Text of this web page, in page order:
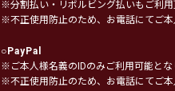
※分割払い・リボルビング払いもご利用
※不正使用防止のため、お電話にてご本
○PayPal
※ご本人様名義のIDのみご利用可能とな
※不正使用防止のため、お電話にてご本